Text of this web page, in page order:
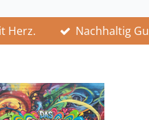
Herz. Nachhaltig